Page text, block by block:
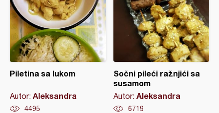
Piletina sa lukom
Autor: Aleksandra
4495
Sočni pileći ražnjići sa
susamom
Autor: Aleksandra
6719